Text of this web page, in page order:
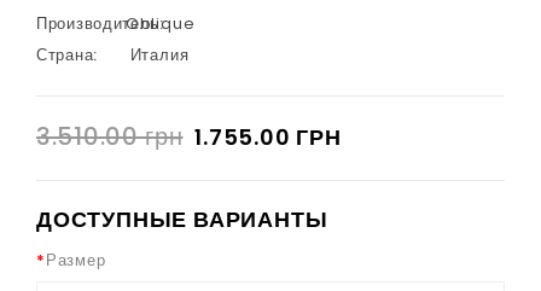
Производитель:
Oblique
Страна:
Италия
3.510.00 грн 1.755.00 ГРН
ДОСТУПНЫЕ ВАРИАНТЫ
Размер